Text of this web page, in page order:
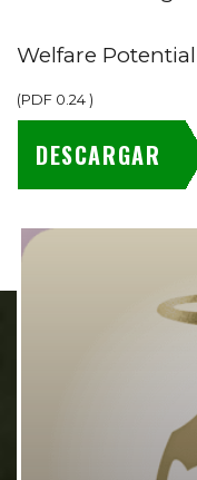
Welfare
(PDF 0.24)
DESCARGAR